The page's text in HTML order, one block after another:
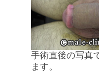
手術直後の写真
ます。